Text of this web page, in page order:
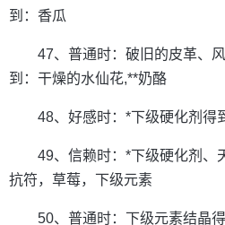
到：香瓜
47、普通时：破旧的皮革、
到：干燥的水仙花,**奶酪
48、好感时：*下级硬化剂得
49、信赖时：*下级硬化剂、
抗符，草莓，下级元素
50、普通时：下级元素结晶